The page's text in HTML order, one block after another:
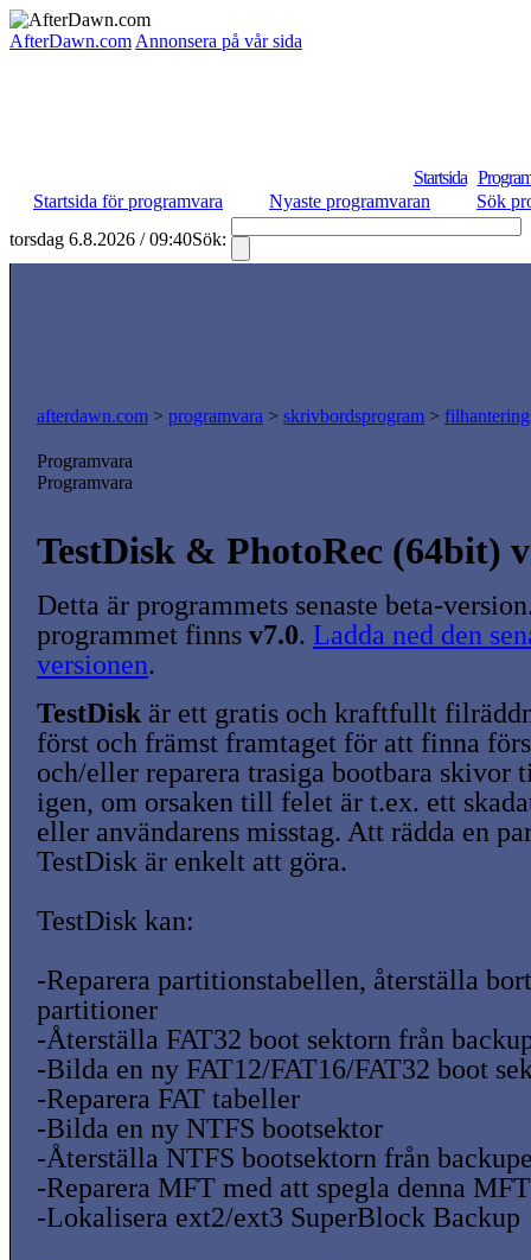
AfterDawn.com Annonsera på vår sida
Startsida
Startsida för programvara
Nyaste programvaran
Sök
torsdag 6.8.2026 / 09:40Sök:
afterdawn.com > programvara > skrivbordsprogram >
Programvara
Programvara
TestDisk & PhotoRec (64bit)
Detta är programmets senaste beta-
programmet finns v7.0. Ladda ned den
versionen.
TestDiskär ett gratis och kraftfullt
först och främst framtaget för att finna
och/eller reparera trasiga bootbara skivor
igen, om orsaken till felet är t.ex. ett
eller användarens misstag. Att rädda en
TestDisk är enkelt att göra.
TestDisk kan:
-Reparera partitionstabellen, återställa
partitioner
-Återställa FAT32 boot sektorn från
-Bilda en ny FAT12/FAT16/FAT32 boot
-Reparera FAT tabeller
-Bilda en ny NTFS bootsektor
-Återställa NTFS bootsektorn från
-Reparera MFT med att spegla denna MFT
-Lokalisera ext2/ext3 SuperBlock Backup